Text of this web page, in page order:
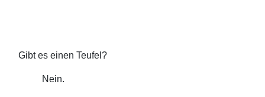
Gibt es einen Teufel?
Nein.